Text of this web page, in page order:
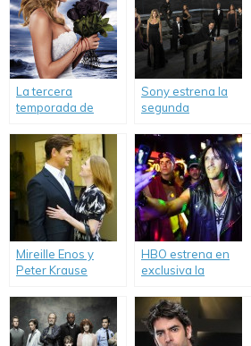
La tercera
temporada de
Sony
Entertainment
Television.
Sony estrena la
segunda
«Revenge».
Mireille Enos y
Peter Krause
Trampa».
HBO estrena en
exclusiva la
Río de Janeiro».